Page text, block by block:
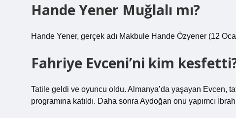
Hande Yener Muğlalı mı?
Hande Yener, gerçek adı Makbule Hande Özyener (12
Fahriye Evceni’ni kim
Tatile geldi ve oyuncu oldu. Almanya’da yaşayan Evcen,
programına katıldı. Daha sonra Aydoğan onu yapımcı